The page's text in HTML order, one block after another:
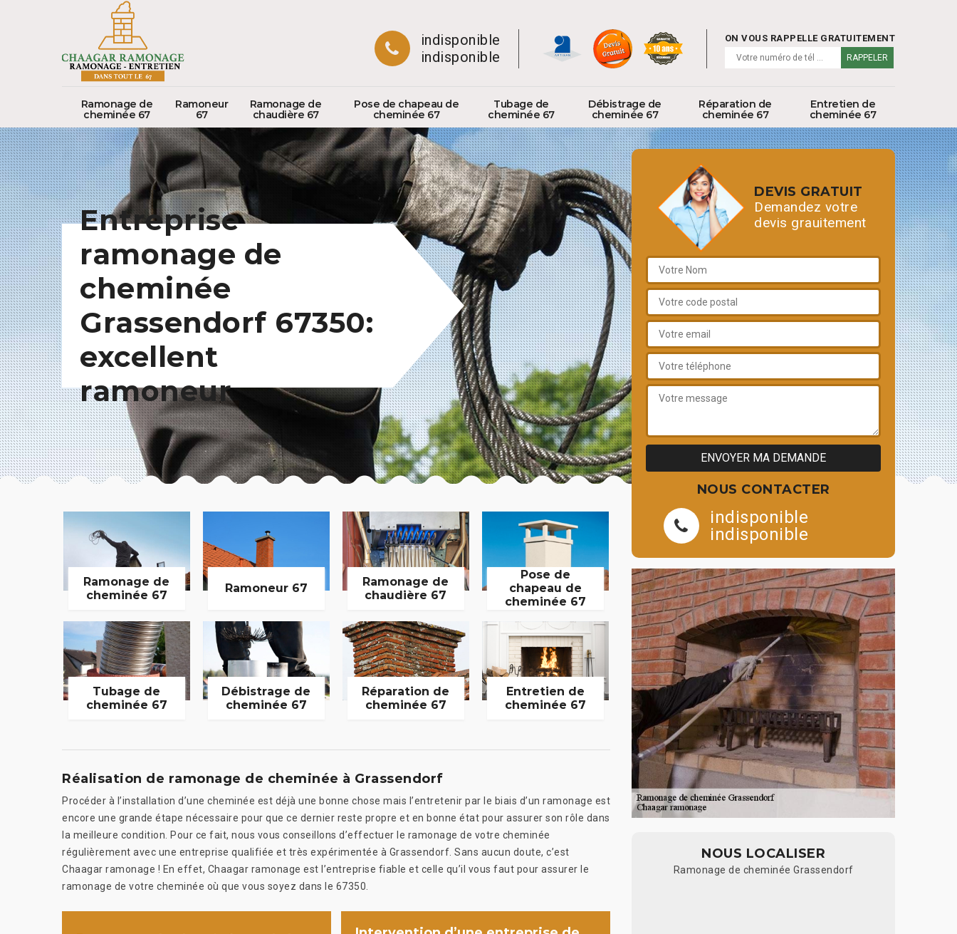
indisponible
indisponible
ON VOUS RAPPELLE GRATUITEMENT
Ramonage de
cheminée 67
Ramoneur
67
Ramonage de
chaudière 67
Pose de chapeau de
cheminée 67
Tubage de
cheminée 67
Débistrage de
cheminée 67
Réparation de
cheminée 67
Entretien de
cheminée 67
Entreprise
ramonage de
cheminée
Grassendorf 67350:
excellent
ramoneur
Ramonage de
cheminée 67
Ramoneur 67
Ramonage de
chaudière 67
Pose de
chapeau de
cheminée 67
Tubage de
cheminée 67
Débistrage de
cheminée 67
Réparation de
cheminée 67
Entretien de
cheminée 67
Réalisation de ramonage de cheminée à Grassendorf
Procéder à l’installation d’une cheminée est déjà une bonne chose mais l’entretenir par le biais d’un ramonage est
encore une grande étape nécessaire pour que ce dernier reste propre et en bonne état pour assurer son rôle dans
la meilleure condition. Pour ce fait, nous vous conseillons d’effectuer le ramonage de votre cheminée
régulièrement avec une entreprise qualifiée et très expérimentée à Grassendorf. Sans aucun doute, c’est
Chaagar ramonage ! En effet, Chaagar ramonage est l’entreprise fiable et celle qu’il vous faut pour assurer le
ramonage de votre cheminée où que vous soyez dans le 67350.
DEVIS GRATUIT
Demandez votre
devis grauitement
NOUS CONTACTER
indisponible
indisponible
NOUS LOCALISER
Ramonage de cheminée Grassendorf